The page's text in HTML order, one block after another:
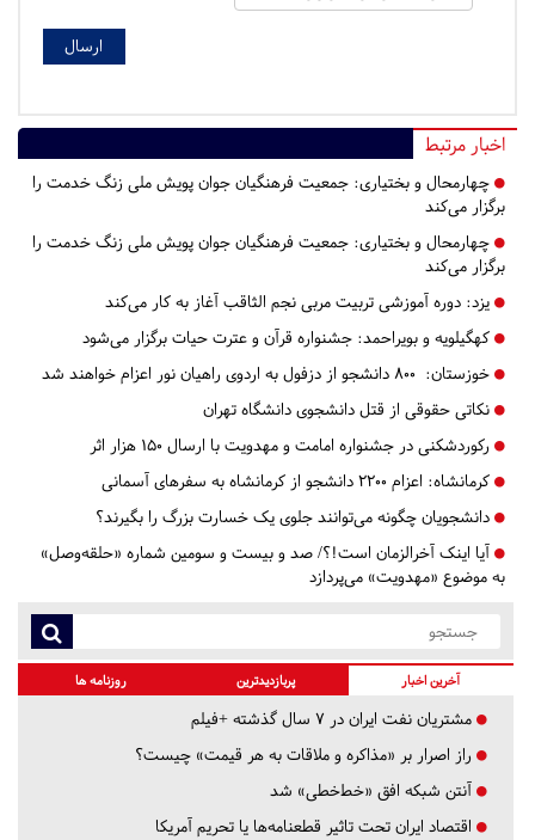
اخبار مرتبط
چهارمحال و بختیاری: جمعیت فرهنگیان جوان پویش ملی زنگ خدمت را
برگزار می‌کند
چهارمحال و بختیاری: جمعیت فرهنگیان جوان پویش ملی زنگ خدمت را
برگزار می‌کند
یزد: دوره آموزشی تربیت مربی نجم الثاقب آغاز به کار می‌کند
کهگیلویه و بویراحمد: جشنواره قرآن و عترت حیات برگزار می‌شود
خوزستان:
نکاتی حقوقی از قتل دانشجوی دانشگاه تهران
رکوردشکنی در جشنواره امامت و مهدویت با ارسال ۱۵۰ هزار اثر
کرمانشاه: اعزام 2200 دانشجو از کرمانشاه به سفرهای آسمانی
دانشجویان چگونه می‌توانند جلوی یک خسارت بزرگ را بگیرند؟
آیا اینک آخرالزمان است!؟/ صد و بیست و سومین شماره «حلقه‌وصل»
به موضوع «مهدویت» می‌پردازد
آخرین اخبار پربازدیدترین روزنامه ها
مشتریان نفت ایران در ۷ سال گذشته +فیلم
راز اصرار بر «مذاکره و ملاقات به هر قیمت» چیست؟
آنتن شبکه افق «خط‌خطی» شد
اقتصاد ایران تحت تاثیر قطعنامه‌ها یا تحریم‌ آمریکا